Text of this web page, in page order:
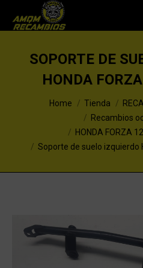
SOPORTE DE
HONDA
You are here:Home Tienda
Recambios
HONDA FORZA
Soporte de suelo izquierdo